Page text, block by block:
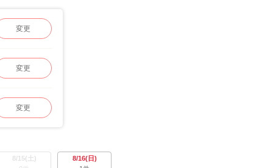
変更
変更
変更
8/15(土)
8/16(日)